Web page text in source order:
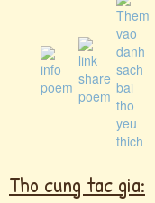
Tho cung tac gia: